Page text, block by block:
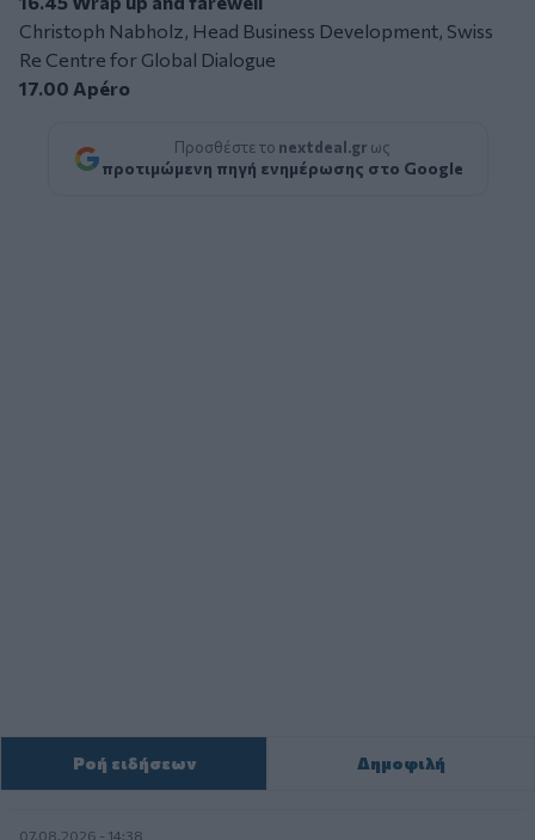
Christoph Nabholz, Head Business Development, Swiss
Re Centre for Global Dialogue
17.00 Apéro
Προσθέστε το nextdeal.gr ως
προτιμώμενη πηγή ενημέρωσης στο Google
Ροή ειδήσεων Δημοφιλή
07.08.2026 - 14:38